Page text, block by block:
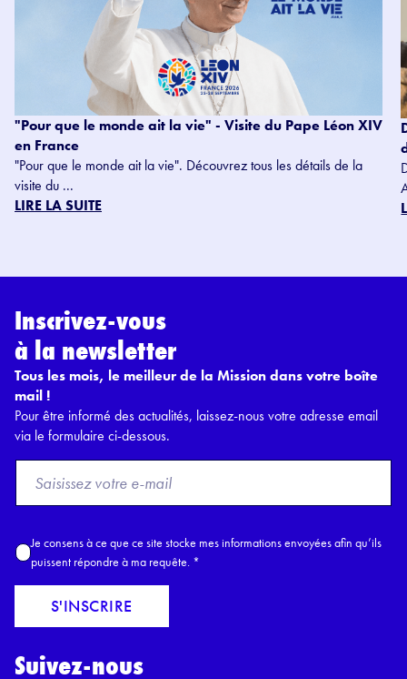
"Pour que le monde ait la vie" - Visite du Pape Léon XIV
en France
"Pour que le monde ait la vie". Découvrez tous les détails de la
visite du ...
LIRE LA SUITE
Inscrivez-vous
à la newsletter
Tous les mois, le meilleur de la Mission dans votre boîte
mail !
Pour être informé des actualités, laissez-nous votre adresse email
via le formulaire ci-dessous.
o
E
a
l
A
c
c
R
Je consens à ce que ce site stocke mes informations envoyées afin qu’ils
puissent répondre à ma requête. *
S'INSCRIRE
Suivez-nous